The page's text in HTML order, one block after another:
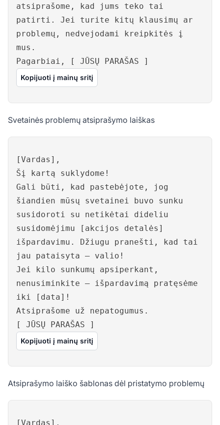
atsiprašome, kad jums teko tai
patirti. Jei turite kitų klausimų ar
problemų, nedvejodami kreipkitės į
mus.
Pagarbiai, [ JŪSŲ PARAŠAS ]
Kopijuoti į mainų sritį
Svetainės problemų atsiprašymo laiškas
[Vardas],
Šį kartą suklydome!
Gali būti, kad pastebėjote, jog
šiandien mūsų svetainei buvo sunku
susidoroti su netikėtai dideliu
susidomėjimu [akcijos detalės]
išpardavimu. Džiugu pranešti, kad tai
jau pataisyta – valio!
Jei kilo sunkumų apsiperkant,
nenusiminkite – išpardavimą pratęsėme
iki [data]!
Atsiprašome už nepatogumus.
[ JŪSŲ PARAŠAS ]
Kopijuoti į mainų sritį
Atsiprašymo laiško šablonas dėl pristatymo problemų
[Vardas],